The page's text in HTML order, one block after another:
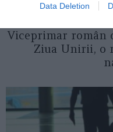
Data Deletion
Viceprimar român
Ziua Unirii, o